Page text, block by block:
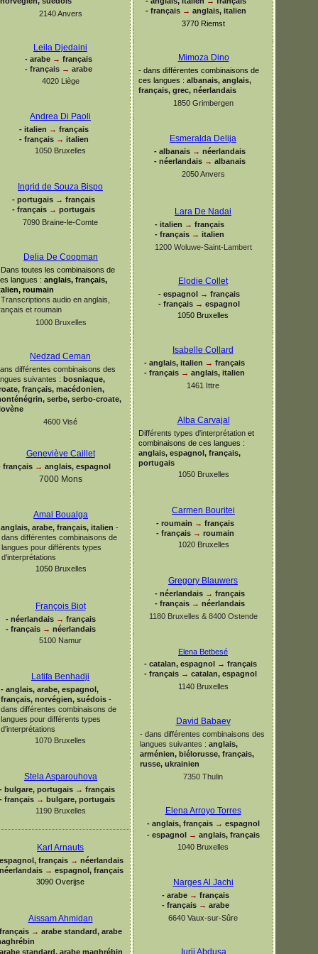
- français → anglais, italien
3770 Riemst
Mimoza Dino
- dans différentes combinaisons de
ces langues : albanais, anglais,
français, grec, néerlandais
1850 Grimbergen
Esmeralda Delija
- albanais → néerlandais
- néerlandais → albanais
2050 Anvers
Lara De Nadai
- italien → français
- français → italien
1200 Woluwe-Saint-Lambert
Elodie Collet
- espagnol → français
- français → espagnol
1050 Bruxelles
Isabelle Collard
- anglais, italien → français
- français → anglais, italien
1461 Ittre
Alba Carvajal
Différents types d'interprétation et
combinaisons de ces langues :
anglais, espagnol, français,
portugais
1050 Bruxelles
Carmen Bouritei
- roumain → français
- français → roumain
1020 Bruxelles
Gregory Blauwers
- néerlandais → français
- français → néerlandais
1180 Bruxelles & 8400 Ostende
Elena Betbesé
- catalan, espagnol → français
- français → catalan, espagnol
1140 Bruxelles
David Babaev
- dans différentes combinaisons des
langues suivantes : anglais,
arménien, biélorusse, français,
russe, ukrainien
7350 Thulin
Elena Arroyo Torres
-anglais, français → espagnol
-espagnol → anglais, français
1040 Bruxelles
Narges Al Jachi
- arabe → français
- français → arabe
6640 Vaux-sur-Sûre
Iurii Abdusa
2140 Anvers
Leila Djedaini
- arabe → français
- français → arabe
4020 Liège
Andrea Di Paoli
- italien → français
- français → italien
1050 Bruxelles
Ingrid de Souza Bispo
- portugais → français
- français → portugais
7090 Braine-le-Comte
Delia De Coopman
Dans toutes les combinaisons de
langues : anglais, français,
roumain
Transcriptions audio en anglais,
et roumain
1000 Bruxelles
Nedzad Ceman
différentes combinaisons des
suivantes : bosniaque,
français, macédonien,
serbe, serbo-croate,
4600 Visé
Geneviève Caillet
français → anglais, espagnol
7000 Mons
Amal Boualga
anglais, arabe, français, italien -
dans différentes combinaisons de
langues pour différents types
d'interprétations
1050Bruxelles
François Biot
- néerlandais → français
- français → néerlandais
5100 Namur
Latifa Benhadji
- anglais, arabe, espagnol,
français, norvégien, suédois -
dans différentes combinaisons de
langues pour différents types
d'interprétations
1070 Bruxelles
Stela Asparouhova
- bulgare, portugais → français
- français → bulgare, portugais
1190 Bruxelles
Karl Arnauts
espagnol, français → néerlandais
néerlandais → espagnol, français
3090 Overijse
Aissam Ahmidan
français → arabe standard, arabe
arabe standard, arabe maghrébin